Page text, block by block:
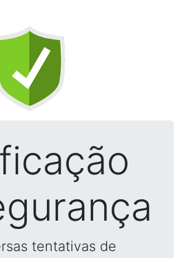
tentativas de